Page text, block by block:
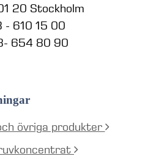
20 Stockholm
- 610 15 00
654 80 90
övriga produkter